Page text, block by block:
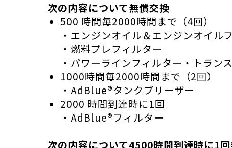
次の内容について無償交換
500 時間毎2000時間まで（4回）
・エンジンオイル＆エンジンオイル
・燃料プレフィルター
・パワーラインフィルター・トラン
1000時間毎2000時間まで（2回）
・AdBlue®タンクブリーザー
2000 時間到達時に1回
・AdBlue®フィルター
次の内容について4500時間到達時に1回